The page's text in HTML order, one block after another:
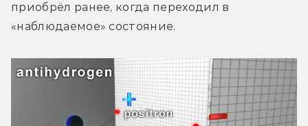
приобрёл ранее, когда переходил в
«наблюдаемое» состояние.